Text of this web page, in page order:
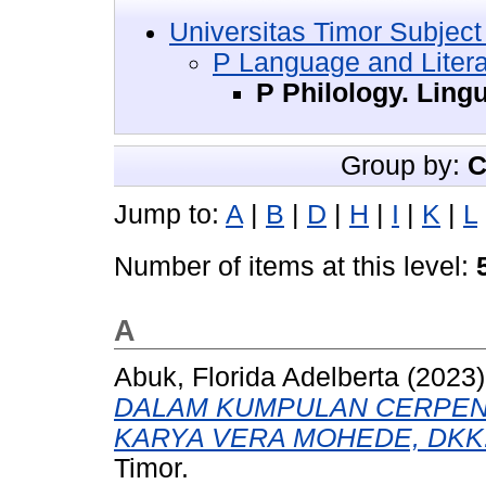
Universitas Timor
P Language and
P Philology.
Group by:
Jump to: A | B | D | H | I | K | L
Number of items at this level:
A
Abuk, Florida Adelberta
DALAM KUMPULAN
KARYA VERA MOHEDE,
Timor.